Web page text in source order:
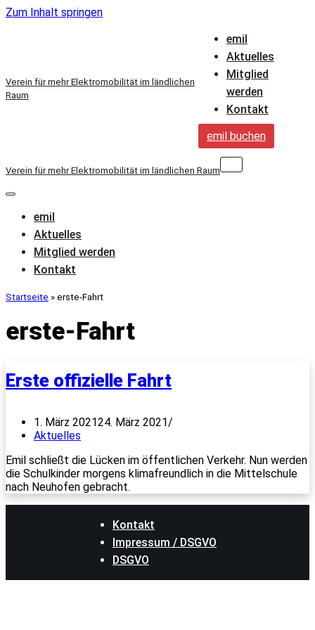
Zum Inhalt springen
Verein für mehr Elektromobilität im ländlichen
Raum
emil
Aktuelles
Mitglied
werden
Kontakt
emil buchen
Verein für mehr Elektromobilität im ländlichen Raum
Navigations-
Navigations-
emil
Aktuelles
Mitglied werden
Kontakt
Startseite » erste-Fahrt
erste-Fahrt
Erste offizielle Fahrt
1. März 202124. März 2021
Aktuelles
Emil schließt die Lücken im öffentlichen Verkehr. Nun werden
die Schulkinder morgens klimafreundlich in die Mittelschule
nach Neuhofen gebracht.
Kontakt
Impressum / DSGVO
DSGVO